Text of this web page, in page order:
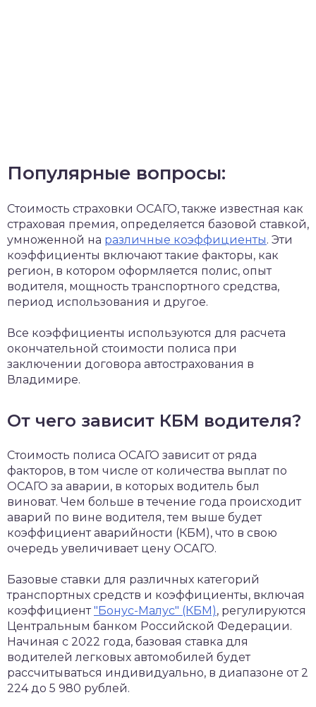
Популярные вопросы:
Стоимость страховки ОСАГО, также известная как
страховая премия, определяется базовой ставкой,
умноженной на различные коэффициенты. Эти
коэффициенты включают такие факторы, как
регион, в котором оформляется полис, опыт
водителя, мощность транспортного средства,
период использования и другое.
Все коэффициенты используются для расчета
окончательной стоимости полиса при
заключении договора автострахования в
Владимире.
От чего зависит КБМ водителя?
Стоимость полиса ОСАГО зависит от ряда
факторов, в том числе от количества выплат по
ОСАГО за аварии, в которых водитель был
виноват. Чем больше в течение года происходит
аварий по вине водителя, тем выше будет
коэффициент аварийности (КБМ), что в свою
очередь увеличивает цену ОСАГО.
Базовые ставки для различных категорий
транспортных средств и коэффициенты, включая
коэффициент"Бонус-Малус" (КБМ), регулируются
Центральным банком Российской Федерации.
Начиная с 2022 года, базовая ставка для
водителей легковых автомобилей будет
рассчитываться индивидуально, в диапазоне от 2
224 до 5 980 рублей.